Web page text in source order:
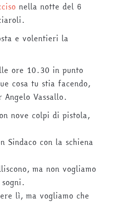
nella notte del 6
e volentieri la
ore 10.30 in punto
cosa tu stia facendo,
Vassallo.
nove colpi di pistola,
Sindaco con la schiena
ma non vogliamo
lì, ma vogliamo che